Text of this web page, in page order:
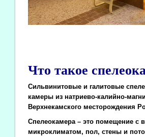
Что такое
Сильвинитовые и галитовые
камеры из натриево-калийно-
Верхнекамского месторождения
Спелеокамера – это помещение с
микроклиматом, пол, стены и